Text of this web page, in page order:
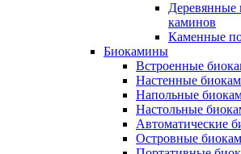
Деревянные
каминов
Каменные
Биокамины
Встроенные
Настенные
Напольные
Настольные
Автоматические
Островные